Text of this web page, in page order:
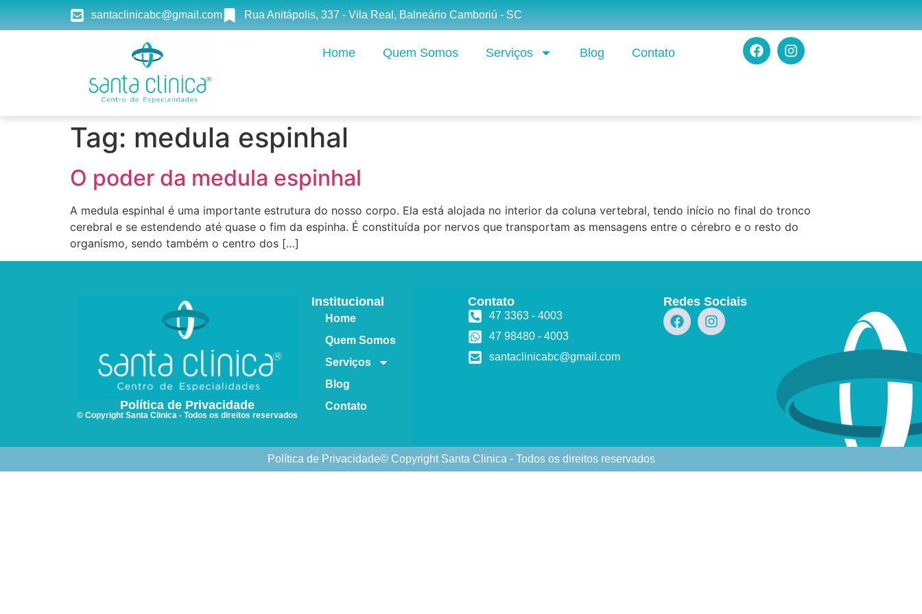
santaclinicabc@gmail.com Rua Anitápolis, 337 - Vila Real, Balneário Camboriú - SC
Home Quem Somos Serviços Blog Contato
Tag: medula espinhal
O poder da medula espinhal
A medula espinhal é uma importante estrutura do nosso corpo. Ela está alojada no interior da coluna vertebral, tendo início no final do tronco
cerebral e se estendendo até quase o fim da espinha. É constituída por nervos que transportam as mensagens entre o cérebro e o resto do
organismo, sendo também o centro dos […]
Política de Privacidade
© Copyright Santa Clinica - Todos os direitos reservados
Institucional
Home
Quem Somos
Serviços
Blog
Contato
Contato
47 3363 - 4003
47 98480 - 4003
santaclinicabc@gmail.com
Redes Sociais
Política de Privacidade© Copyright Santa Clinica - Todos os direitos reservados